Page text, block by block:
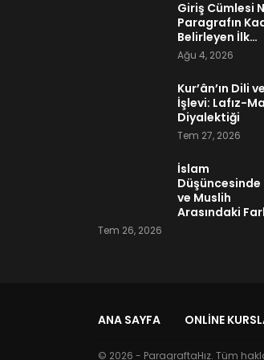
Giriş Cümlesi
Paragrafın
Belirleyen İlk…
Ağu 4, 2026
Kur’ân’ın Dili ve
İşlevi: Lafız-
Diyalektiği
Tem 27, 2026
İslam
Düşüncesinde
ve Muslih
Arasındaki
Tem 26, 2026
ANA SAYFA ONLINE
© 2026 - ParagraftaHız. Tüm